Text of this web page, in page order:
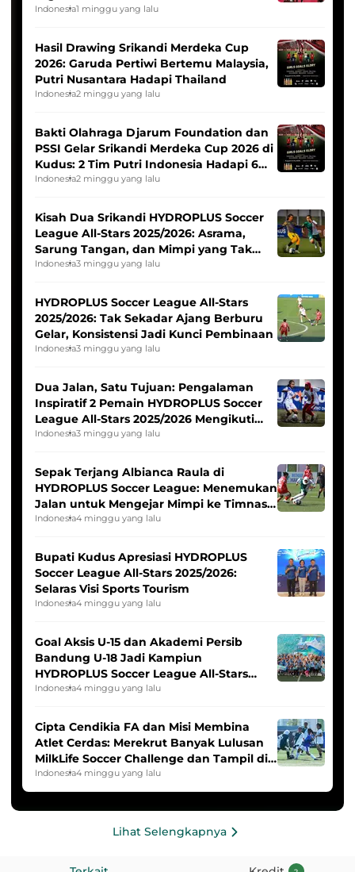
Indonesia1 minggu yang lalu
Hasil Drawing Srikandi Merdeka Cup
2026: Garuda Pertiwi Bertemu Malaysia,
Putri Nusantara Hadapi Thailand
Indonesia2 minggu yang lalu
Bakti Olahraga Djarum Foundation dan
PSSI Gelar Srikandi Merdeka Cup 2026 di
Kudus: 2 Tim Putri Indonesia Hadapi 6
Tim Asia
Indonesia2 minggu yang lalu
Kisah Dua Srikandi HYDROPLUS Soccer
League All-Stars 2025/2026: Asrama,
Sarung Tangan, dan Mimpi yang Tak
Pernah Padam
Indonesia3 minggu yang lalu
HYDROPLUS Soccer League All-Stars
2025/2026: Tak Sekadar Ajang Berburu
Gelar, Konsistensi Jadi Kunci Pembinaan
Indonesia3 minggu yang lalu
Dua Jalan, Satu Tujuan: Pengalaman
Inspiratif 2 Pemain HYDROPLUS Soccer
League All-Stars 2025/2026 Mengikuti
Seleksi Timnas Indonesia Putri
Indonesia3 minggu yang lalu
Sepak Terjang Albianca Raula di
HYDROPLUS Soccer League: Menemukan
Jalan untuk Mengejar Mimpi ke Timnas
Indonesia Putri
Indonesia4 minggu yang lalu
Bupati Kudus Apresiasi HYDROPLUS
Soccer League All-Stars 2025/2026:
Selaras Visi Sports Tourism
Indonesia4 minggu yang lalu
Goal Aksis U-15 dan Akademi Persib
Bandung U-18 Jadi Kampiun
HYDROPLUS Soccer League All-Stars
2025/2026
Indonesia4 minggu yang lalu
Cipta Cendikia FA dan Misi Membina
Atlet Cerdas: Merekrut Banyak Lulusan
MilkLife Soccer Challenge dan Tampil di
HYDROPLUS Soccer League
Indonesia4 minggu yang lalu
Lihat Selengkapnya